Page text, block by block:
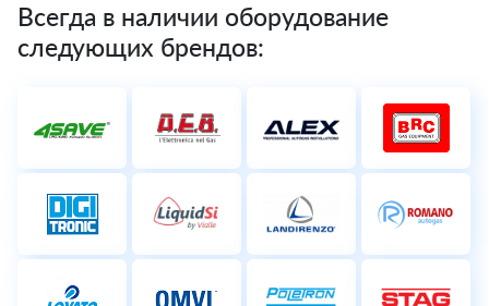
Всегда в наличии оборудование
следующих брендов: